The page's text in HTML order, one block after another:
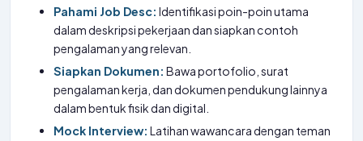
Pahami Job Desc: Identifikasi poin-poin utama
dalam deskripsi pekerjaan dan siapkan contoh
pengalaman yang relevan.
Siapkan Dokumen: Bawa portofolio, surat
pengalaman kerja, dan dokumen pendukung lainnya
dalam bentuk fisik dan digital.
Mock Interview: Latihan wawancara dengan teman